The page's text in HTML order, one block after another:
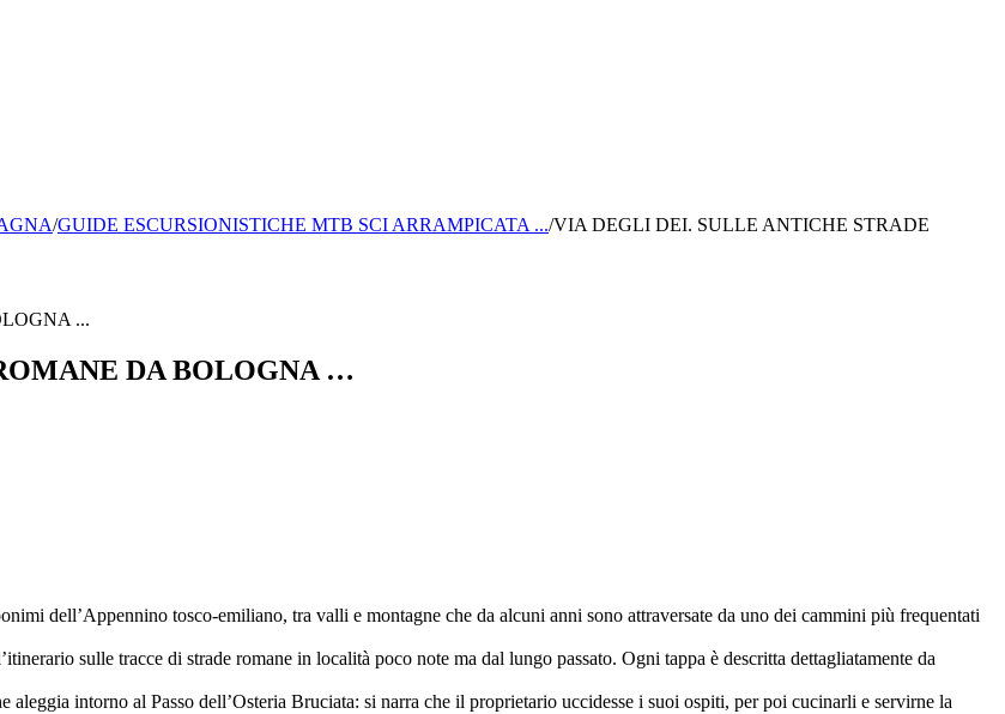
/GUIDE ESCURSIONISTICHE MTB SCI ARRAMPICATA .../VIA DEGLI DEI. SULLE ANTICHE STRADE
DA BOLOGNA …
dell’Appennino tosco-emiliano, tra valli e montagne che da alcuni anni sono attraversate da uno dei cammini più frequentati
sulle tracce di strade romane in località poco note ma dal lungo passato. Ogni tappa è descritta dettagliatamente da
intorno al Passo dell’Osteria Bruciata: si narra che il proprietario uccidesse i suoi ospiti, per poi cucinarli e servirne la